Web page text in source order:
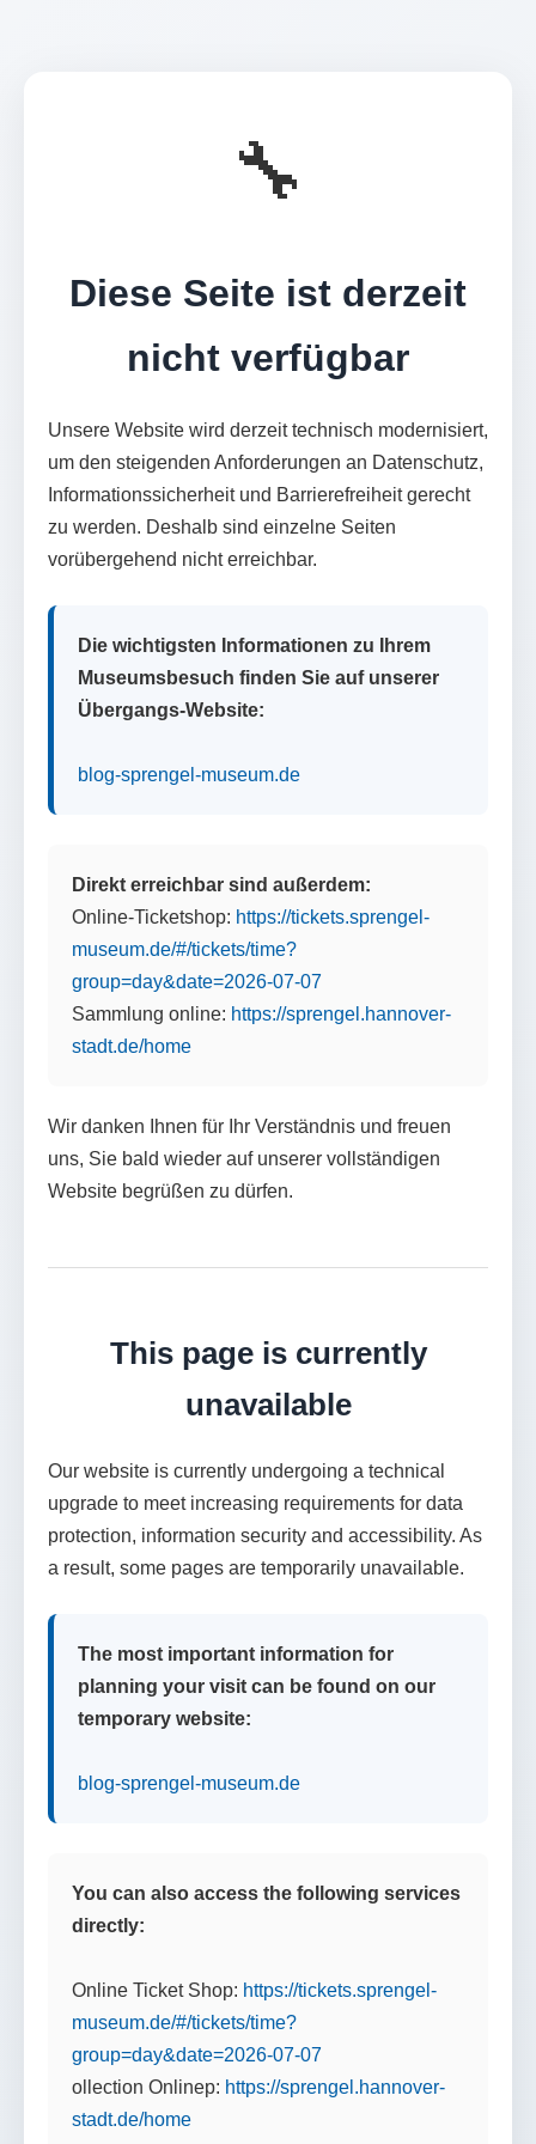
🔧
Diese Seite ist derzeit
nicht verfügbar
Unsere Website wird derzeit technisch modernisiert,
um den steigenden Anforderungen an Datenschutz,
Informationssicherheit und Barrierefreiheit gerecht
zu werden. Deshalb sind einzelne Seiten
vorübergehend nicht erreichbar.
Die wichtigsten Informationen zu Ihrem
Museumsbesuch finden Sie auf unserer
Übergangs-Website:
blog-sprengel-museum.de
Direkt erreichbar sind außerdem:
Online-Ticketshop: https://tickets.sprengel-
museum.de/#/tickets/time?
group=day&date=2026-07-07
Sammlung online: https://sprengel.hannover-
stadt.de/home
Wir danken Ihnen für Ihr Verständnis und freuen
uns, Sie bald wieder auf unserer vollständigen
Website begrüßen zu dürfen.
This page is currently
unavailable
Our website is currently undergoing a technical
upgrade to meet increasing requirements for data
protection, information security and accessibility. As
a result, some pages are temporarily unavailable.
The most important information for
planning your visit can be found on our
temporary website:
blog-sprengel-museum.de
You can also access the following services
directly:
Online Ticket Shop: https://tickets.sprengel-
museum.de/#/tickets/time?
group=day&date=2026-07-07
ollection Onlinep: https://sprengel.hannover-
stadt.de/home